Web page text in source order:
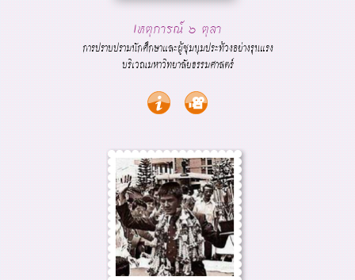
เหตุการณ์ ๖ ตุลา
การปราบปรามนักศึกษาและผู้ชุมนุมประท้วงอย่างรุนแรง
บริเวณมหาวิทยาลัยธรรมศาสตร์